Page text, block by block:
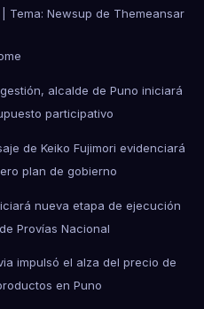
Tema: Newsup de Themeansar
alcalde de Puno iniciará
participativo
de Keiko Fujimori evidenciará
plan de gobierno
nueva etapa de ejecución
Provías Nacional
impulsó el alza del precio de
en Puno